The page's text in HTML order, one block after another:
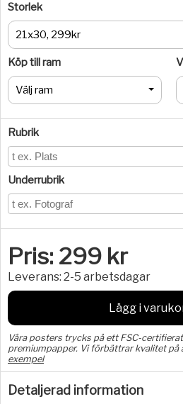
Storlek
21x30, 299kr
Köp till ram
Välj ram
Rubrik
Underrubrik
Pris: 299 kr
Leverans: 2-5 arbetsdagar
Lägg i
Våra posters trycks på ett FSC-
premiumpapper. Vi förbättrar kvalitet på
exempel
Detaljerad information